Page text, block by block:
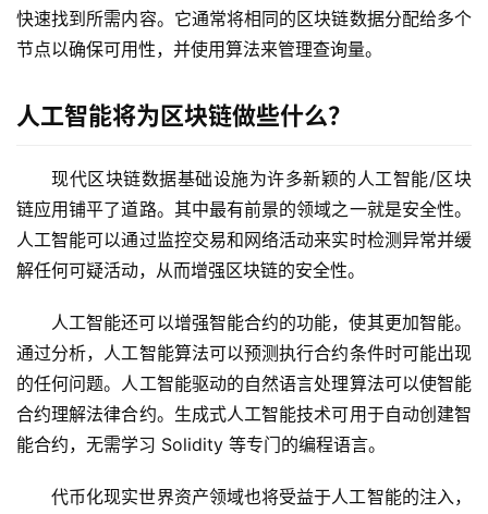
快速找到所需内容。它通常将相同的区块链数据分配给多个
节点以确保可用性，并使用算法来管理查询量。
人工智能将为区块链做些什么？
现代区块链数据基础设施为许多新颖的人工智能/区块
链应用铺平了道路。其中最有前景的领域之一就是安全性。
人工智能可以通过监控交易和网络活动来实时检测异常并缓
解任何可疑活动，从而增强区块链的安全性。
人工智能还可以增强智能合约的功能，使其更加智能。
通过分析，人工智能算法可以预测执行合约条件时可能出现
的任何问题。人工智能驱动的自然语言处理算法可以使智能
合约理解法律合约。生成式人工智能技术可用于自动创建智
能合约，无需学习 Solidity 等专门的编程语言。
代币化现实世界资产领域也将受益于人工智能的注入，